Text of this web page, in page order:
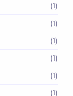
(1)
(1)
(1)
(1)
(1)
(1)